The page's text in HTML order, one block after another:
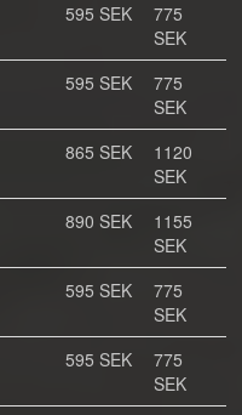
595 SEK
775
SEK
595 SEK
775
SEK
865 SEK
1120
SEK
890 SEK
1155
SEK
595 SEK
775
SEK
595 SEK
775
SEK